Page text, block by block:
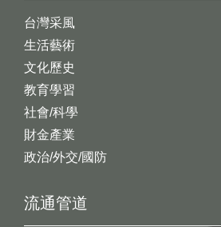
台灣采風
生活藝術
文化歷史
教育學習
社會/科學
財金產業
政治/外交/國防
流通管道